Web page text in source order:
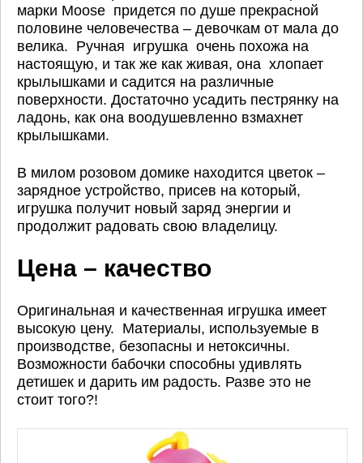
марки Moose придется по душе прекрасной
половине человечества – девочкам от мала до
велика. Ручная игрушка очень похожа на
настоящую, и так же как живая, она хлопает
крылышками и садится на различные
поверхности. Достаточно усадить пестрянку на
ладонь, как она воодушевленно взмахнет
крылышками.
В милом розовом домике находится цветок –
зарядное устройство, присев на который,
игрушка получит новый заряд энергии и
продолжит радовать свою владелицу.
Цена – качество
Оригинальная и качественная игрушка имеет
высокую цену. Материалы, используемые в
производстве, безопасны и нетоксичны.
Возможности бабочки способны удивлять
детишек и дарить им радость. Разве это не
стоит того?!